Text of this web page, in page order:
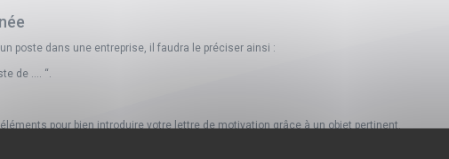
poste dans une entreprise, il faudra le préciser ainsi :
de …. “.
pour bien introduire votre lettre de motivation grâce à un objet pertinent.